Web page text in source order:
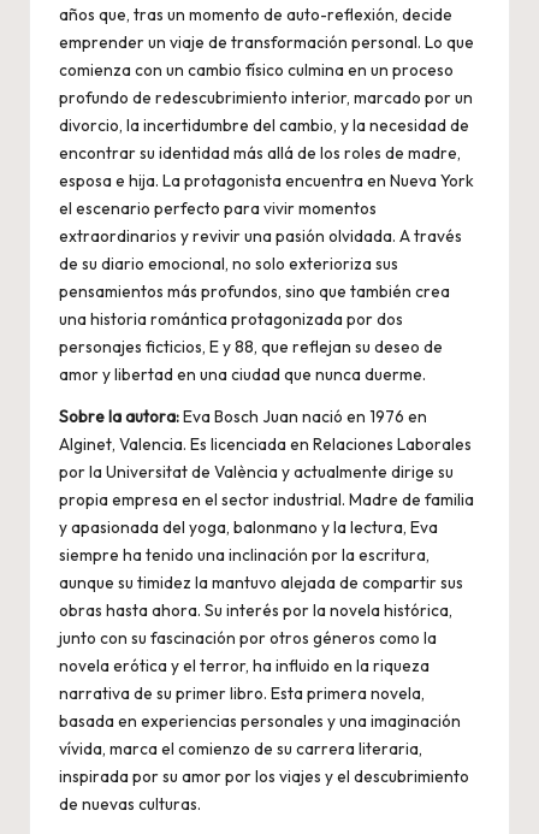
años que, tras un momento de auto-reflexión, decide
emprender un viaje de transformación personal. Lo que
comienza con un cambio físico culmina en un proceso
profundo de redescubrimiento interior, marcado por un
divorcio, la incertidumbre del cambio, y la necesidad de
encontrar su identidad más allá de los roles de madre,
esposa e hija. La protagonista encuentra en Nueva York
el escenario perfecto para vivir momentos
extraordinarios y revivir una pasión olvidada. A través
de su diario emocional, no solo exterioriza sus
pensamientos más profundos, sino que también crea
una historia romántica protagonizada por dos
personajes ficticios, E y 88, que reflejan su deseo de
amor y libertad en una ciudad que nunca duerme.
Sobre la autora:Eva Bosch Juan nació en 1976 en
Alginet, Valencia. Es licenciada en Relaciones Laborales
por la Universitat de València y actualmente dirige su
propia empresa en el sector industrial. Madre de familia
y apasionada del yoga, balonmano y la lectura, Eva
siempre ha tenido una inclinación por la escritura,
aunque su timidez la mantuvo alejada de compartir sus
obras hasta ahora. Su interés por la novela histórica,
junto con su fascinación por otros géneros como la
novela erótica y el terror, ha influido en la riqueza
narrativa de su primer libro. Esta primera novela,
basada en experiencias personales y una imaginación
vívida, marca el comienzo de su carrera literaria,
inspirada por su amor por los viajes y el descubrimiento
de nuevas culturas.